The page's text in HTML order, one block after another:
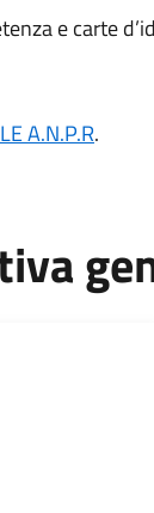
e carte
A.N.P.R.